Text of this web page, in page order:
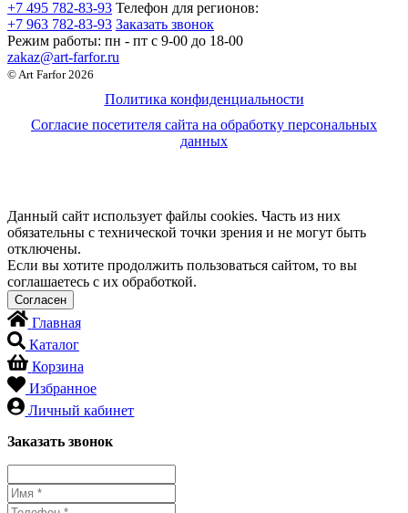
+7 495 782-83-93 Телефон для регионов:
+7 963 782-83-93 Заказать звонок
Режим работы: пн - пт c 9-00 до 18-00
zakaz@art-farfor.ru
© Art Farfor 2026
Политика конфиденциальности
Согласие посетителя сайта на обработку персональных
данных
Данный сайт использует файлы cookies. Часть из них
обязательны с технической точки зрения и не могут быть
отключены.
Если вы хотите продолжить пользоваться сайтом, то вы
соглашаетесь с их обработкой.
Главная
Каталог
Корзина
Избранное
Личный кабинет
Заказать звонок